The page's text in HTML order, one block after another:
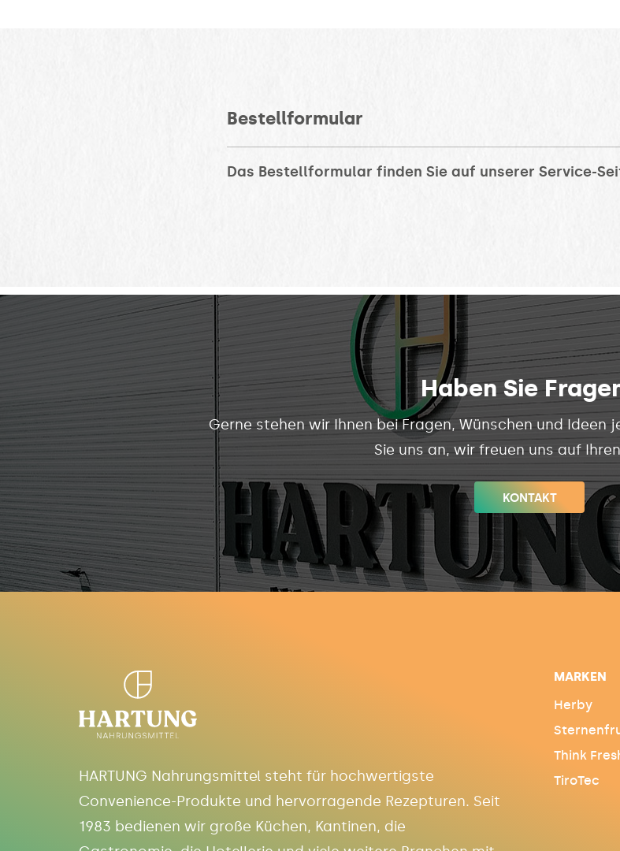
Bestellformular
Das Bestellformular finden Sie auf unserer Service-
Haben Sie
Gerne stehen wir Ihnen bei Fragen, Wünschen und Ideen
Sie uns an, wir freuen uns auf
KONTAKT
HARTUNG Nahrungsmittel steht für hochwertigste
Convenience-Produkte und hervorragende Rezepturen. Seit
1983 bedienen wir große Küchen, Kantinen, die
MARKEN
Herby
Think
TiroTec